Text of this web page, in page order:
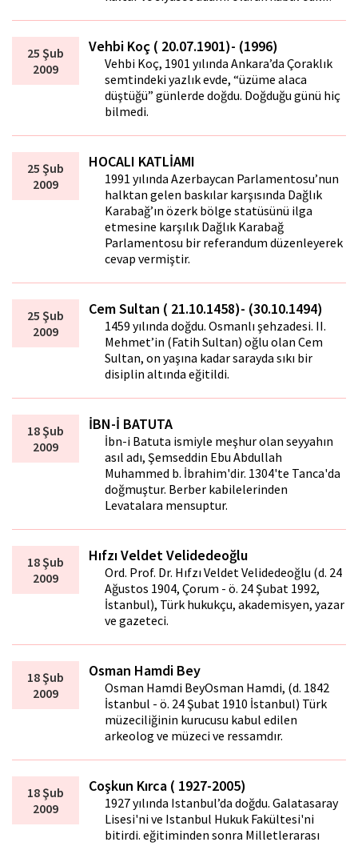
25 Şub
2009
Vehbi Koç ( 20.07.1901)- (1996)
Vehbi Koç, 1901 yılında Ankara’da Çoraklık
semtindeki yazlık evde, “üzüme alaca
düştüğü” günlerde doğdu. Doğduğu günü hiç
bilmedi.
25 Şub
2009
HOCALI KATLİAMI
1991 yılında Azerbaycan Parlamentosu’nun
halktan gelen baskılar karşısında Dağlık
Karabağ’ın özerk bölge statüsünü ilga
etmesine karşılık Dağlık Karabağ
Parlamentosu bir referandum düzenleyerek
cevap vermiştir.
25 Şub
2009
Cem Sultan ( 21.10.1458)- (30.10.1494)
1459 yılında doğdu. Osmanlı şehzadesi. II.
Mehmet’in (Fatih Sultan) oğlu olan Cem
Sultan, on yaşına kadar sarayda sıkı bir
disiplin altında eğitildi.
18 Şub
2009
İBN-İ BATUTA
İbn-i Batuta ismiyle meşhur olan seyyahın
asıl adı, Şemseddin Ebu Abdullah
Muhammed b. İbrahim'dir. 1304'te Tanca'da
doğmuştur. Berber kabilelerinden
Levatalara mensuptur.
18 Şub
2009
Hıfzı Veldet Velidedeoğlu
Ord. Prof. Dr. Hıfzı Veldet Velidedeoğlu (d. 24
Ağustos 1904, Çorum - ö. 24 Şubat 1992,
İstanbul), Türk hukukçu, akademisyen, yazar
ve gazeteci.
18 Şub
2009
Osman Hamdi Bey
Osman Hamdi BeyOsman Hamdi, (d. 1842
İstanbul - ö. 24 Şubat 1910 İstanbul) Türk
müzeciliğinin kurucusu kabul edilen
arkeolog ve müzeci ve ressamdır.
18 Şub
2009
Coşkun Kırca ( 1927-2005)
1927 yılında Istanbul’da doğdu. Galatasaray
Lisesi'ni ve Istanbul Hukuk Fakültesi'ni
bitirdi. eğitiminden sonra Milletlerarası